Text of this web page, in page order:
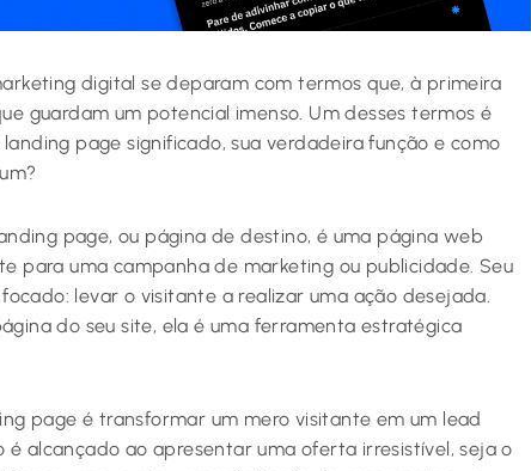
digital se deparam com termos que, à primeira
guardam um potencial imenso. Um desses termos é
landing page significado, sua verdadeira função e como
page, ou página de destino, é uma página web
para uma campanha de marketing ou publicidade. Seu
levar o visitante a realizar uma ação desejada.
do seu site, ela é uma ferramenta estratégica
page é transformar um mero visitante em um lead
é alcançado ao apresentar uma oferta irresistível, seja o